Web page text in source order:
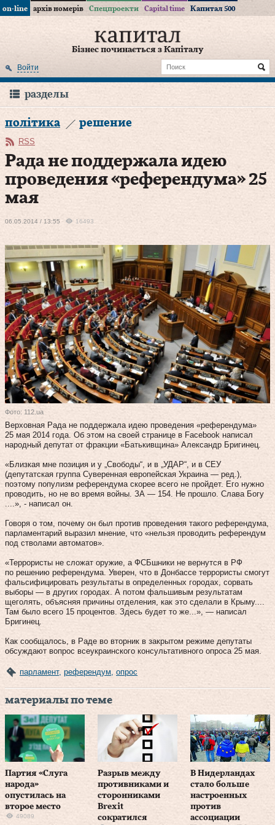
on-line архів номерів Спецпроекти Capital time Капитал 500
Бізнес починається з Капіталу
Войти
разделы
політика решение
RSS
Рада не поддержала идею
проведения «референдума» 25
мая
06.05.2014 / 13:55 16493
Фото: 112.ua
Верховная Рада не поддержала идею проведения «референдума»
25 мая 2014 года. Об этом на своей странице в Facebook написал
народный депутат от фракции «Батькивщина» Александр Бригинец.
«Близкая мне позиция и у „Свободы“, и в „УДАР“, и в СЕУ
(депутатская группа Суверенная европейская Украина — ред.),
поэтому популизм референдума скорее всего не пройдет. Его нужно
проводить, но не во время войны. ЗА — 154. Не прошло. Слава Богу
....», - написал он.
Говоря о том, почему он был против проведения такого референдума,
парламентарий выразил мнение, что «нельзя проводить референдум
под стволами автоматов».
«Террористы не сложат оружие, а ФСБшники не вернутся в РФ
по решению референдума. Уверен, что в Донбассе террористы смогут
фальсифицировать результаты в определенных городах, сорвать
выборы — в других городах. А потом фальшивым результатам
щеголять, объясняя причины отделения, как это сделали в Крыму....
Там было всего 15 процентов. Здесь будет то же...», — написал
Бригинец.
Как сообщалось, в Раде во вторник в закрытом режиме депутаты
обсуждают вопрос всеукраинского консультативного опроса 25 мая.
парламент, референдум опрос
материалы по теме
Партия «Слуга
народа»
опустилась на
второе место
49089
Разрыв между
противниками и
сторонниками
Brexit
сократился
В Нидерландах
стало больше
настроенных
против
ассоциации